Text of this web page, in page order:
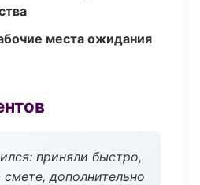
места ожидания
приняли быстро,
дополнительно